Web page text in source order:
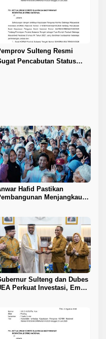
Sulteng Resmi
Pencabutan Status
Hafid Pastikan
Menjangkau
Sulteng dan Dubes
Perkuat Investasi, Empat